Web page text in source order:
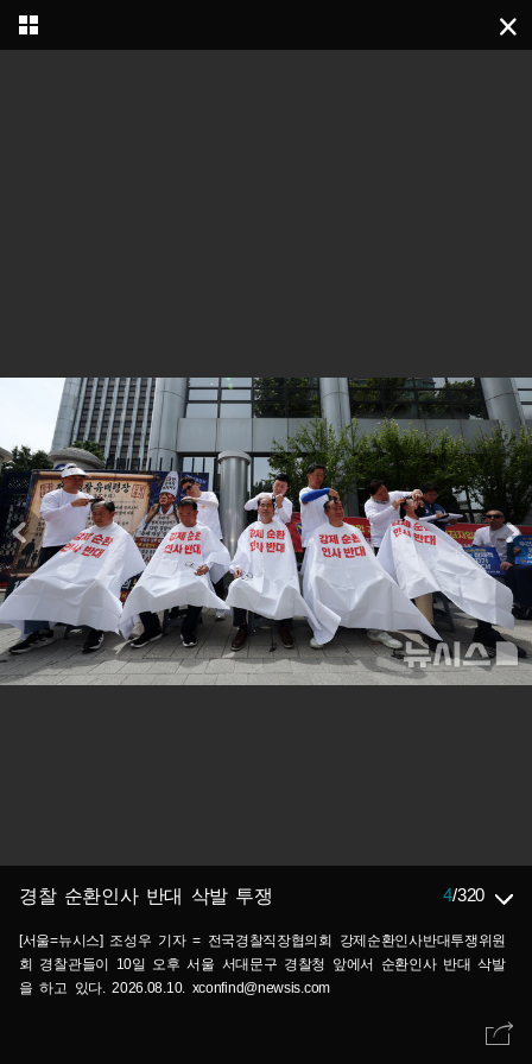
경찰 순환인사 반대 삭발 투쟁 4/320
[서울=뉴시스] 조성우 기자 = 전국경찰직장협의회 강제순환인사반대투쟁위원
회 경찰관들이 10일 오후 서울 서대문구 경찰청 앞에서 순환인사 반대 삭발
을 하고 있다. 2026.08.10. xconfind@newsis.com